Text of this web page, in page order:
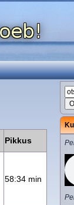
Pikkus
58:34 min